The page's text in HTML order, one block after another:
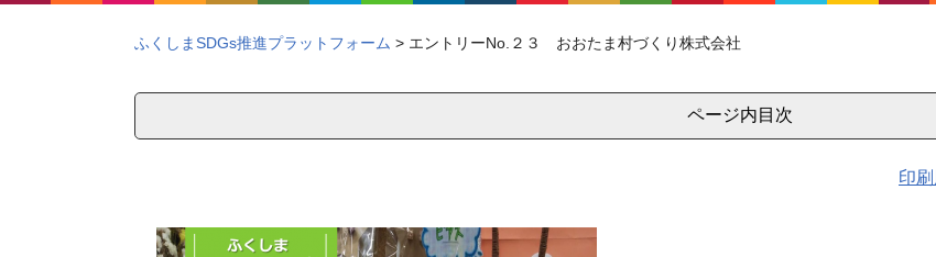
ふくしまSDGs推進プラットフォーム > エントリーNo.２３ おおたま村づくり株式会社
ページ内目次
印